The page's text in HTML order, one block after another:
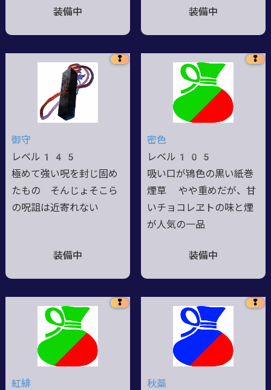
装備中 装備中
❢
御守
レベル145
極めて強い呪を封じ固め
たもの そんじょそこら
の呪詛は近寄れない
装備中
❢
密色
レベル105
吸い口が鴇色の黒い紙巻
煙草 やや重めだが、甘
いチョコレヱトの味と煙
が人気の一品
装備中
❢
紅緋
❢
秋蘂